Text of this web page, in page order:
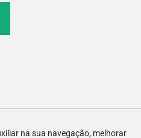
na sua navegação, melhorar